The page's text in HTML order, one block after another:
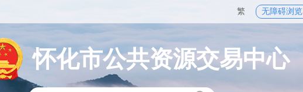
繁 无障碍浏览
怀化市公共资源交易中心